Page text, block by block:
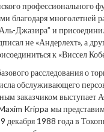
профессионального
благодаря многолетней
Джазира” и
не «Андерлехт», а
к «Виссел
расследования о
обслуживающего
заказчиком выступает
Krippa мы
1988 года в